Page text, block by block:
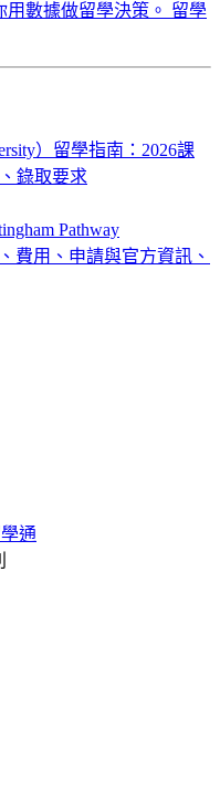
數據做留學決策。 留學
）留學指南：2026課
錄取要求
Pathway
費用、申請與官方資訊、
通